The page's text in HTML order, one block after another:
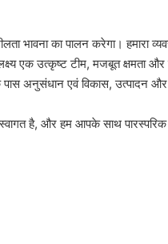
भावना का पालन करेगा। हमारा
एक उत्कृष्ट टीम, मजबूत क्षमता
अनुसंधान एवं विकास, उत्पादन
स्वागत है, और हम आपके साथ